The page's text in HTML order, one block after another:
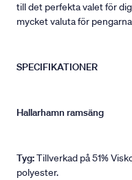
till det perfekta valet för
mycket valuta för
SPECIFIKATIONER
Hallarhamn ramsäng
Tyg:Tillverkad på 51%
polyester.